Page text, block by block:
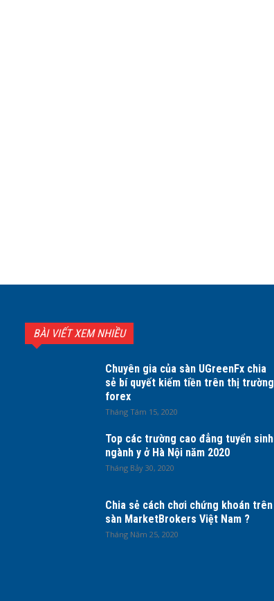
BÀI VIẾT XEM NHIỀU
Chuyên gia của sàn UGreenFx chia
sẻ bí quyết kiếm tiền trên thị trường
forex
Tháng Tám 15, 2020
Top các trường cao đẳng tuyển sinh
ngành y ở Hà Nội năm 2020
Tháng Bảy 30, 2020
Chia sẻ cách chơi chứng khoán trên
sàn MarketBrokers Việt Nam ?
Tháng Năm 25, 2020